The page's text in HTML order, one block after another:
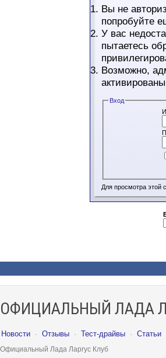
Вы не
попробуйте
У вас
пытаетесь
Возможно,
Вход
Для просмотра этой
ОФИЦИАЛЬНЫЙ ЛАДА
Новости · Отзывы · Тест-драйвы · Статьи
Официальный Лада Ларгус Клуб